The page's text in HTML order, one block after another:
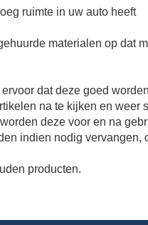
ruimte in uw auto heeft
materialen op dat
dat deze goed
na te kijken en weer
deze voor en na
indien nodig vervangen,
producten.